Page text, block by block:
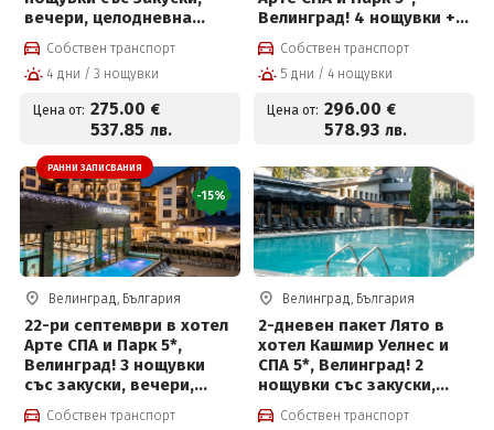
вечери, целодневна
детска анимация,
вътрешен и външен
басейн с минерална вода
за деца до 12 г
Собствен транспорт
4 дни / 3 нощувки
Цена от: 275.00 €
537.85 лв.
Велинград! 4 нощувки +
закуски, вечери,
частичен масаж,
вътрешен и външен
и СПА пакет и Безплатно
за деца до 12 г
Собствен транспорт
5 дни / 4 нощувки
Цена от: 296.00 €
578.93 лв.
РАННИ ЗАПИСВАНИЯ
-15%
Велинград, България
22-ри септември в хотел
Арте СПА и Парк 5*,
Велинград! 3 нощувки
със закуски, вечери,
празнична програма,СПА
пакет и Безплатно за
Собствен транспорт
Велинград, България
2-дневен пакет Лято в
хотел Кашмир Уелнес и
СПА 5*, Велинград! 2
нощувки със закуски,
премиум вечери и
ползване на СПА център
Собствен транспорт